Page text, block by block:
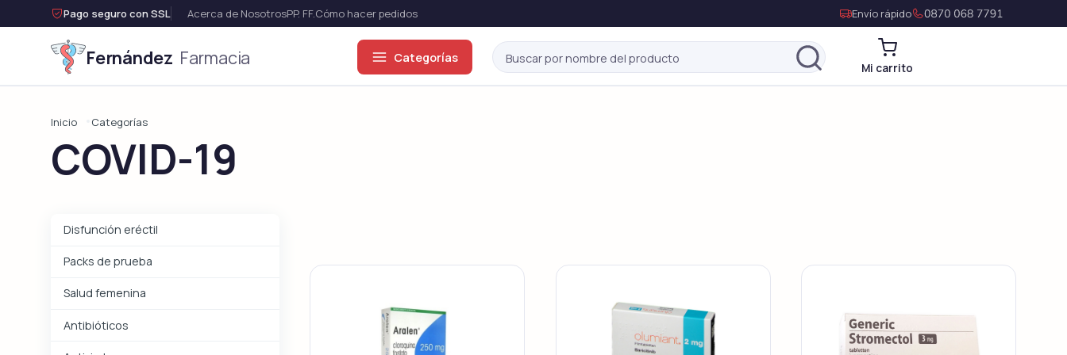
Pago seguro con SSL Acerca de NosotrosPP. FF.Cómo hacer pedidos Envío rápido
Fernández Farmacia Categorías
Sildenafil Tadalafil
Mi carrito
Inicio Categorías
COVID-19
Disfunción eréctil
Packs de prueba
Salud femenina
Antibióticos